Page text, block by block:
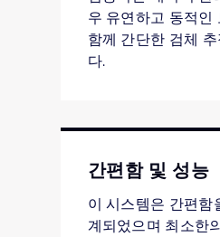
우 유연하고 동적인
함께 간단한 검체 추
다.
간편함 및 성능
이 시스템은 간편함
계되었으며 최소한